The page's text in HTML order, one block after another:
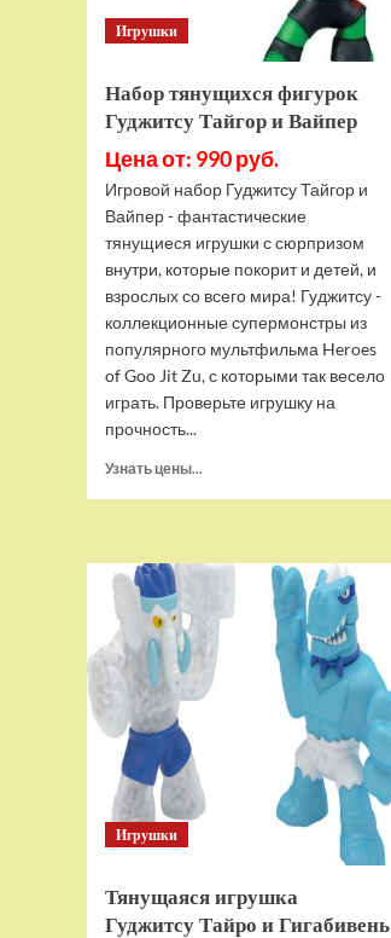
Игрушки
Набор тянущихся фигурок
Гуджитсу Тайгор и Вайпер
Цена от: 990 руб.
Игровой набор Гуджитсу Тайгор и
Вайпер - фантастические
тянущиеся игрушки с сюрпризом
внутри, которые покорит и детей, и
взрослых со всего мира! Гуджитсу -
коллекционные супермонстры из
популярного мультфильма Heroes
of Goo Jit Zu, с которыми так весело
играть. Проверьте игрушку на
прочность...
Узнать цены...
Гуджитсу
Вайпер
Игрушки
Тянущаяся игрушка
Гуджитсу Тайро и Гигабивень